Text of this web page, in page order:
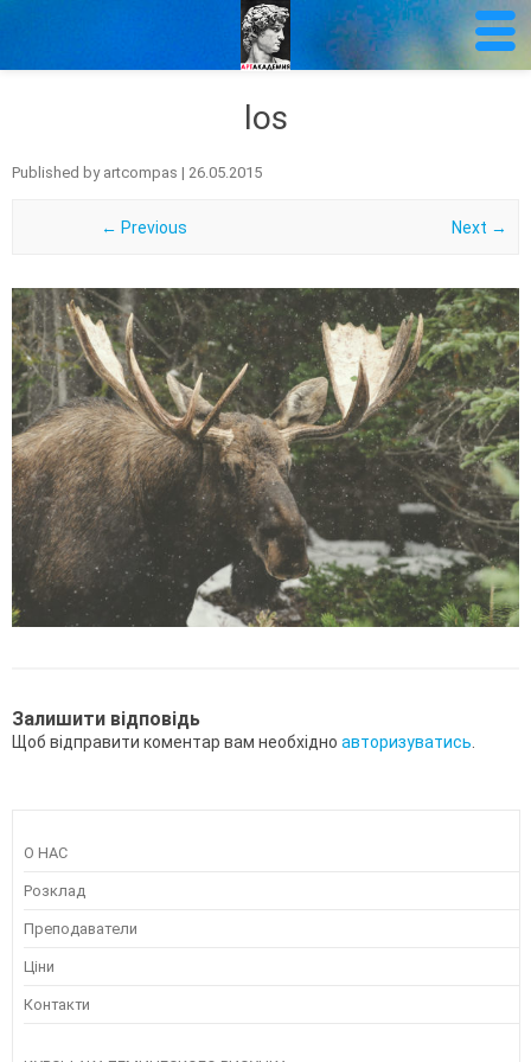
los
Published by artcompas | 26.05.2015
← Previous Next →
Залишити відповідь
Щоб відправити коментар вам необхідно авторизуватись
О НАС
Розклад
Преподаватели
Ціни
Контакти